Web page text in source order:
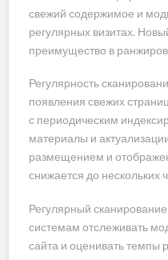
свежий содержимое и
регулярных визитах.
преимущество в
Регулярность
появления свежих
с периодическим
материалы и
размещением и
снижается до нескольких
Регулярный
системам отслеживать
сайта и оценивать темпы